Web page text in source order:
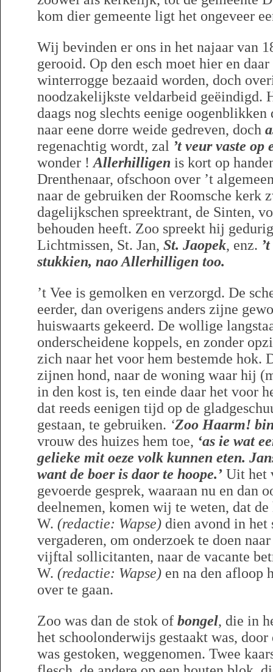
kom dier gemeente ligt het ongeveer
Wij bevinden er ons in het najaar van
gerooid. Op den esch moet hier en
winterrogge bezaaid worden, doch
noodzakelijkste veldarbeid geëindigd.
daags nog slechts eenige
naar eene dorre weide gedreven, doch
regenachtig wordt, zal ’t veur vaste op
wonder ! Allerhilligen is kort op
Drenthenaar, ofschoon over ’t
naar de gebruiken der Roomsche kerk
dagelijkschen spreektrant, de Sinten,
behouden heeft. Zoo spreekt hij
Lichtmissen, St. Jan, St. Jaopek, enz.
stukkien, nao Allerhilligen too.
’t Vee is gemolken en verzorgd. De
eerder, dan overigens anders zijne
huiswaarts gekeerd. De wollige
onderscheidene koppels, en zonder
zich naar het voor hem bestemde hok.
zijnen hond, naar de woning waar hij
in den kost is, ten einde daar het voor
dat reeds eenigen tijd op de
gestaan, te gebruiken. ‘Zoo Haarm!
vrouw des huizes hem toe, ‘as ie wat
gelieke mit oeze volk kunnen eten.
want de boer is daor te hoope.’ Uit het
gevoerde gesprek, waaraan nu en dan
deelnemen, komen wij te weten, dat
W. (redactie: Wapse) dien avond in
vergaderen, om onderzoek te doen
vijftal sollicitanten, naar de vacante
W. (redactie: Wapse) en na den afloop
over te gaan.
Zoo was dan de stok of bongel, die in
het schoolonderwijs gestaakt was,
was gestoken, weggenomen. Twee